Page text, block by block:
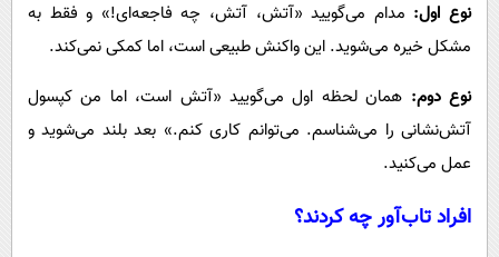
نوع اول: مدام می‌گویید «آتش، آتش، چه فاجعه‌ای!» و فقط به
مشکل خیره می‌شوید. این واکنش طبیعی است، اما کمکی نمی‌کند.
نوع دوم: همان لحظه اول می‌گویید «آتش است، اما من کپسول
آتش‌نشانی را می‌شناسم. می‌توانم کاری کنم.» بعد بلند می‌شوید و
عمل می‌کنید.
افراد تاب‌آور چه کردند؟